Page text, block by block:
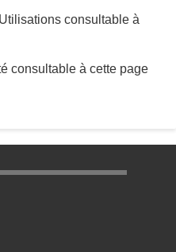
consultable à
consultable à cette page
page 1